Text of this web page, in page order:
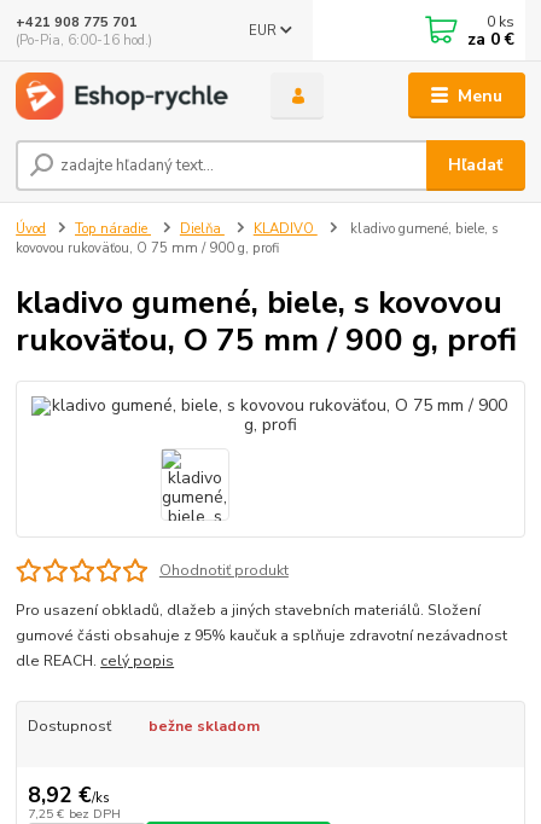
Menu
EUR
Hľadať
+421 908 775 701
(Po-Pia, 6:00-16 hod.)
0 ks
za 0 €
Úvod Top náradie Dielňa KLADIVO
kladivo gumené, biele, s
kovovou rukoväťou, O 75 mm / 900 g, profi
kladivo gumené, biele, s kovovou
rukoväťou, O 75 mm / 900 g, profi
Ohodnotiť produkt
Pro usazení obkladů, dlažeb a jiných stavebních materiálů. Složení
gumové části obsahuje z 95% kaučuk a splňuje zdravotní nezávadnost
dle REACH. celý popis
Dostupnosť bežne skladom
8,92 €/ks
7,25 € bez DPH